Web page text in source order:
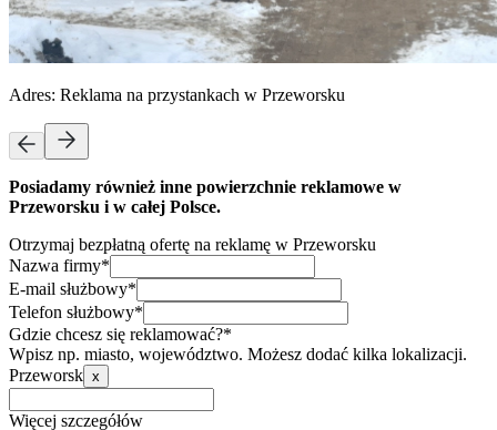
Adres: Reklama na przystankach w Przeworsku
Posiadamy również inne powierzchnie reklamowe w
Przeworsku i w całej Polsce.
Otrzymaj bezpłatną ofertę na reklamę w Przeworsku
Nazwa firmy*
E-mail służbowy*
Telefon służbowy*
Gdzie chcesz się reklamować?*
Wpisz np. miasto, województwo. Możesz dodać kilka lokalizacji.
Przeworsk x
Więcej szczegółów